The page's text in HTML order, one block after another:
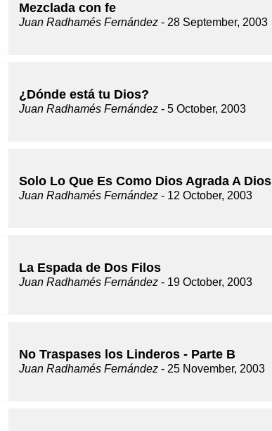
Mezclada con fe
Juan Radhamés Fernández - 28 September, 2003
¿Dónde está tu Dios?
Juan Radhamés Fernández - 5 October, 2003
Solo Lo Que Es Como Dios Agrada A Dios
Juan Radhamés Fernández - 12 October, 2003
La Espada de Dos Filos
Juan Radhamés Fernández - 19 October, 2003
No Traspases los Linderos - Parte B
Juan Radhamés Fernández - 25 November, 2003